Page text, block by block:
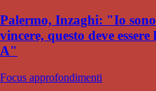
Palermo, Inzaghi: "Io
vincere, questo deve
A"
Focus approfondimenti